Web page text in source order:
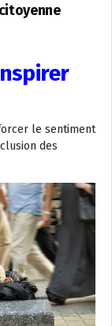
le sentiment
des